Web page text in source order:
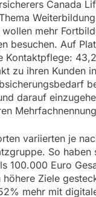
Canada
mehr
besuchen. Auf
Kontaktpflege:
zu ihren Kunden
darauf
variierten je
So haben
100.000 Euro
höhere Ziele
mehr mit